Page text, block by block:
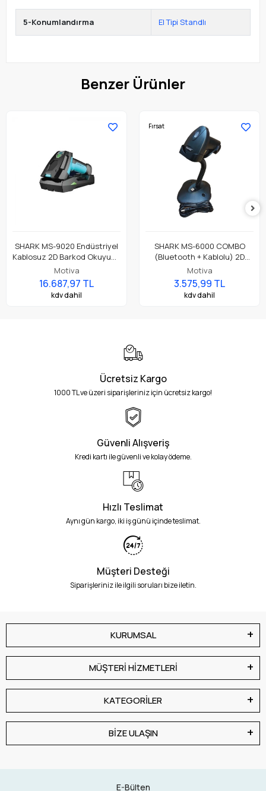
5-Konumlandırma El Tipi Standlı
Benzer Ürünler
SHARK MS-9020 Endüstriyel
Kablosuz 2D Barkod Okuyucu
IP68 Bluetooth & 433MHz
DPM Barkod Okuma
Motiva
16.687,97 TL
kdv dahil
Fırsat
SHARK MS-6000 COMBO
(Bluetooth + Kablolu) 2D
Barkod Okuyucu
Motiva
3.575,99 TL
kdv dahil
Ücretsiz Kargo
1000 TL ve üzeri siparişleriniz için ücretsiz kargo!
Güvenli Alışveriş
Kredi kartı ile güvenli ve kolay ödeme.
Hızlı Teslimat
Aynı gün kargo, iki iş günü içinde teslimat.
Müşteri Desteği
Siparişleriniz ile ilgili soruları bize iletin.
KURUMSAL
MÜŞTERİ HİZMETLERİ
KATEGORİLER
BİZE ULAŞIN
E-Bülten